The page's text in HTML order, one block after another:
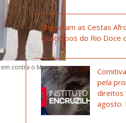
contra o Marco
Chegaram as Cestas
Quilombos do Rio Doce
pela
direitos
agosto.